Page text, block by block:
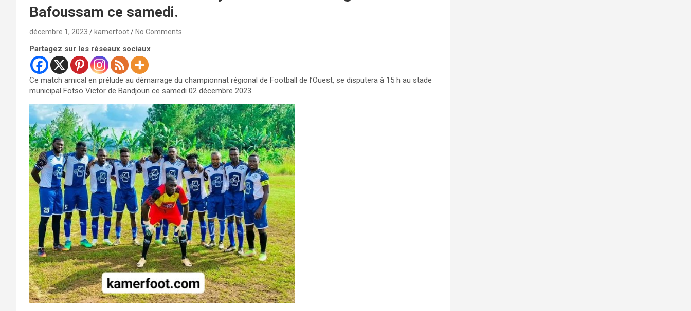
Bafoussam ce samedi.
décembre 1, 2023 kamerfoot No Comments
Partagez sur les réseaux sociaux
Ce match amical en prélude au démarrage du championnat régional de Football de l’Ouest, se disputera à 15 h au stade
municipal Fotso Victor de Bandjoun ce samedi 02 décembre 2023.